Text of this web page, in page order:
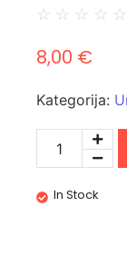
☆ ☆ ☆ ☆ ☆
8,00 €
Kategorija:
In Stock